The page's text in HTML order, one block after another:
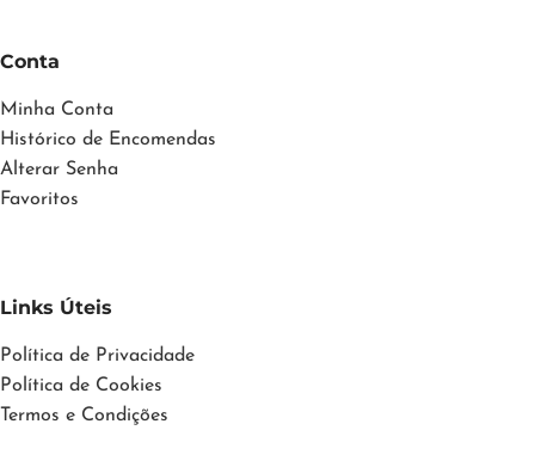
Conta
Minha Conta
Histórico de Encomendas
Alterar Senha
Favoritos
Links Úteis
Política de Privacidade
Política de Cookies
Termos e Condições